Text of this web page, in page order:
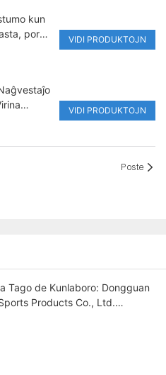
kun
por
VIDI PRODUKTOJN
VIDI PRODUKTOJN
Poste
Tago de Kunlaboro: Dongguan
Products Co., Ltd.